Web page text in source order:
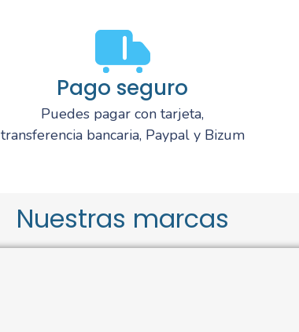
Pago seguro
Puedes pagar con tarjeta,
transferencia bancaria, Paypal y Bizum
Nuestras marcas